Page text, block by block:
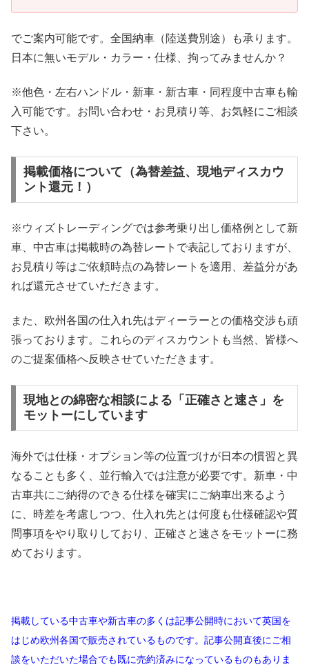
でご案内可能です。全国納車（陸送費別途）も承ります。
日本に無いモデル・カラー・仕様、拘ってみませんか？
※他色・左右ハンドル・新車・新古車・同程度中古車も輸
入可能です。お問い合わせ・お見積り等、お気軽にご相談
下さい。
掲載価格について（為替差益、現地ディスカウ
ント還元！）
※ウィズトレーディングでは参考乗り出し価格例として新
車、中古車は掲載時の為替レートで表記しておりますが、
お見積り等はご依頼時点の為替レートを適用、差益分があ
れば還元させていただきます。
また、欧州各国の仕入れ先はディーラーとの価格交渉も頑
張っております。これらのディスカウントも当然、皆様へ
のご提案価格へ反映させていただきます。
現地との綿密な相談による「正確さと速さ」を
モットーにしています
海外では仕様・オプション等の位置づけが日本の慣習と異
なることも多く、並行輸入では注意が必要です。新車・中
古車共にご納得のできる仕様を確実にご納車出来るよう
に、時差を考慮しつつ、仕入れ先とは何度も仕様確認や質
問事項をやり取りしており、正確さと速さをモットーに務
めております。
掲載している中古車や新古車の多くは記事公開時において英国を
はじめ欧州各国で販売されているものです。記事公開直後にご相
談をいただいた場合でも既に売約済みになっているものもありま